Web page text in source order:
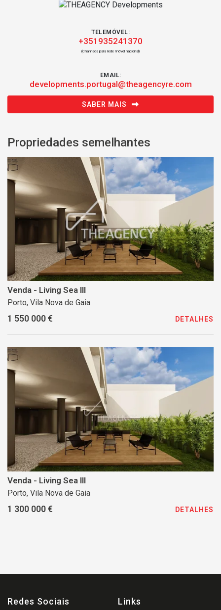
TELEMÓVEL:
+351935241370
(Chamada para rede móvel nacional)
EMAIL:
developments.portugal@theagencyre.com
SABER MAIS
Propriedades semelhantes
Venda - Living Sea III
Porto, Vila Nova de Gaia
1 550 000 € DETALHES
Venda - Living Sea III
Porto, Vila Nova de Gaia
1 300 000 € DETALHES
Redes Sociais Links